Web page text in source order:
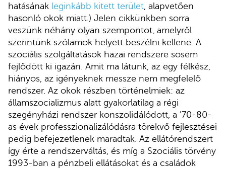
hatásának leginkább kitett terület , alapvetően
hasonló okok miatt.) Jelen cikkünkben sorra
veszünk néhány olyan szempontot, amelyről
szerintünk szólamok helyett beszélni kellene. A
szociális szolgáltatások hazai rendszere sosem
fejlődött ki igazán. Amit ma látunk, az egy félkész,
hiányos, az igényeknek messze nem megfelelő
rendszer. Az okok részben történelmiek: az
államszocializmus alatt gyakorlatilag a régi
szegényházi rendszer konszolidálódott, a ’70-80-
as évek professzionalizálódásra törekvő fejlesztései
pedig befejezetlenek maradtak. Az ellátórendszert
így érte a rendszerváltás, és míg a Szociális törvény
1993-ban a pénzbeli ellátásokat és a családok